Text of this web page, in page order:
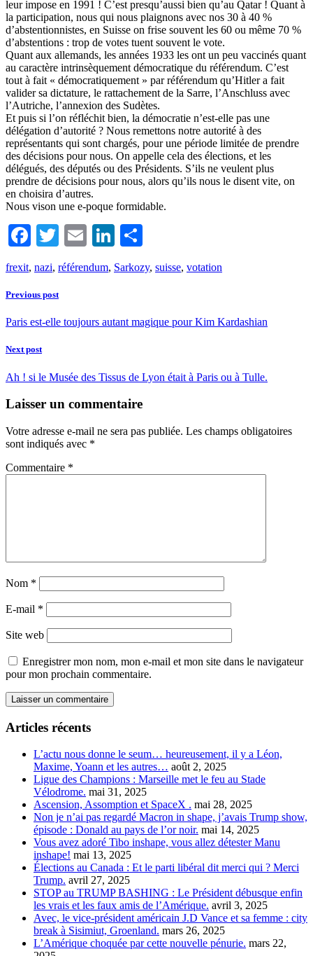
leur impose en 1991 ! C’est presqu’aussi bien qu’au Qatar ! Quant à
la participation, nous qui nous plaignons avec nos 30 à 40 %
d’abstentionnistes, en Suisse on frise souvent les 60 ou même 70 %
d’abstentions : trop de votes tuent souvent le vote.
Quant aux allemands, les années 1933 les ont un peu vaccinés quant
au caractère intrinsèquement démocratique du référendum. C’est
tout à fait « démocratiquement » par référendum qu’Hitler a fait
valider sa dictature, le rattachement de la Sarre, l’Anschluss avec
l’Autriche, l’annexion des Sudètes.
Et puis si l’on réfléchit bien, la démocratie n’est-elle pas une
délégation d’autorité ? Nous remettons notre autorité à des
représentants qui sont chargés, pour une période limitée de prendre
des décisions pour nous. On appelle cela des élections, et les
délégués, des députés ou des Présidents. S’ils ne veulent plus
prendre de décisions pour nous, alors qu’ils nous le disent vite, on
en choisira d’autres.
Nous vison une e-poque formidable.
Facebook
TwitterEmailLinkedIn
frexit, nazi, référendum, Sarkozy, suisse, votation
Previous post
Paris est-elle toujours autant magique pour Kim Kardashian
Next post
Ah ! si le Musée des Tissus de Lyon était à Paris ou à Tulle.
Laisser un commentaire
Votre adresse e-mail ne sera pas publiée. Les champs obligatoires
sont indiqués avec *
Commentaire *
Nom *
E-mail *
Site web
Enregistrer mon nom, mon e-mail et mon site dans le navigateur
pour mon prochain commentaire.
Articles récents
L’actu nous donne le seum… heureusement, il y a Léon,
Maxime, Yoann et les autres… août 2, 2025
Ligue des Champions : Marseille met le feu au Stade
Vélodrome. mai 31, 2025
Ascension, Assomption et SpaceX . mai 28, 2025
Non je n’ai pas regardé Macron in shape, j’avais Trump show,
épisode : Donald au pays de l’or noir. mai 14, 2025
Vous avez adoré Tibo inshape, vous allez détester Manu
inshape! mai 13, 2025
Élections au Canada : Et le parti libéral dit merci qui ? Merci
Trump. avril 27, 2025
STOP au TRUMP BASHING : Le Président débusque enfin
les vrais et les faux amis de l’Amérique. avril 3, 2025
Avec, le vice-président américain J.D Vance et sa femme : city
break à Sisimiut, Groenland. mars 26, 2025
L’Amérique choquée par cette nouvelle pénurie. mars 22,